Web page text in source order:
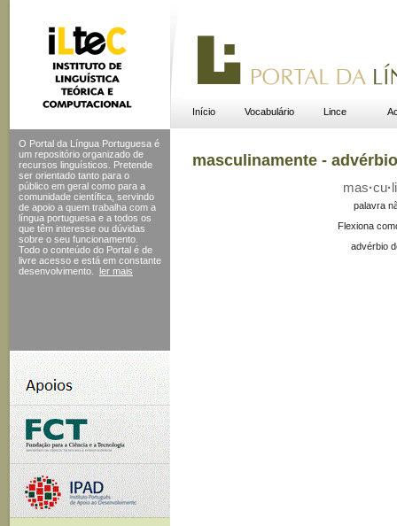
Início Vocabulário Lince
O Portal da Língua Portuguesa é
um repositório organizado de
recursos linguísticos. Pretende
ser orientado tanto para o
público em geral como para a
comunidade científica, servindo
de apoio a quem trabalha com a
língua portuguesa e a todos os
que têm interesse ou dúvidas
sobre o seu funcionamento.
Todo o conteúdo do Portal é de
livre acesso e está em constante
desenvolvimento.
ler mais
masculinamente - advérbio
mas·cu· li
palavra
Flexiona
advérbio